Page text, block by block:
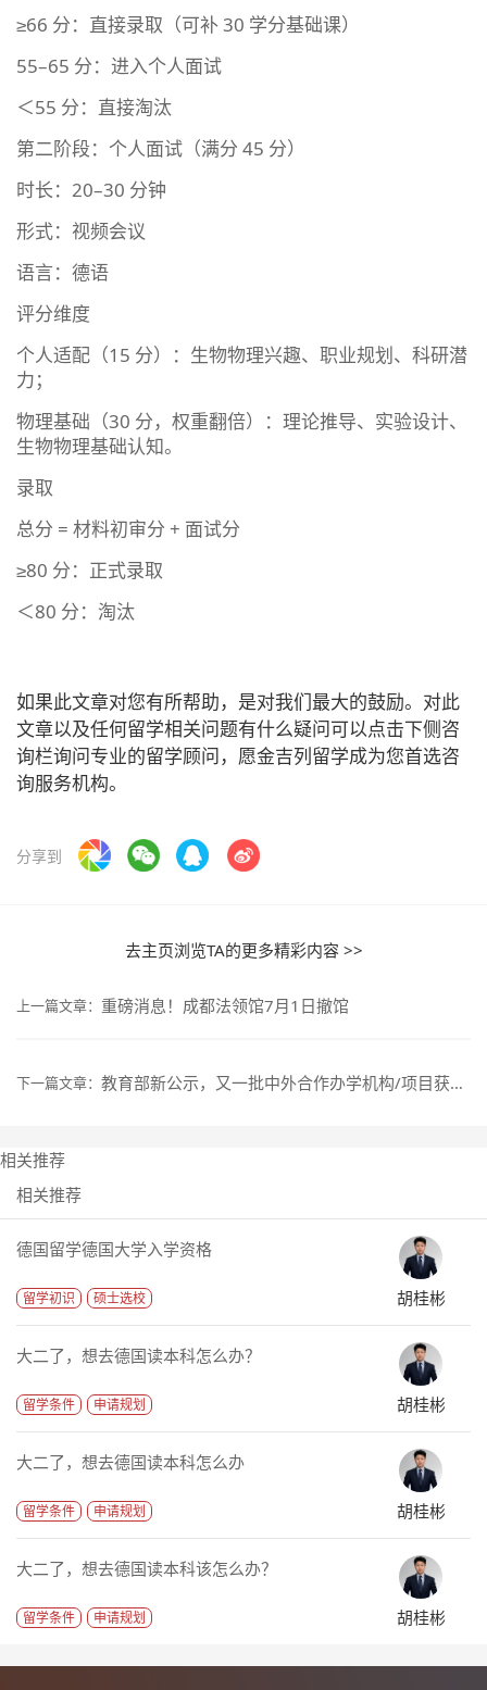
≥66 分：直接录取（可补 30 学分基础课）
55–65 分：进入个人面试
＜55 分：直接淘汰
第二阶段：个人面试（满分 45 分）
时长：20–30 分钟
形式：视频会议
语言：德语
评分维度
个人适配（15 分）：生物物理兴趣、职业规划、科研潜
力；
物理基础（30 分，权重翻倍）：理论推导、实验设计、
生物物理基础认知。
录取
总分 = 材料初审分 + 面试分
≥80 分：正式录取
＜80 分：淘汰
如果此文章对您有所帮助，是对我们最大的鼓励。对此
文章以及任何留学相关问题有什么疑问可以点击下侧咨
询栏询问专业的留学顾问，愿金吉列留学成为您首选咨
询服务机构。
分享到
去主页浏览TA的更多精彩内容 >>
上一篇文章： 重磅消息！成都法领馆7月1日撤馆
下一篇文章： 教育部新公示，又一批中外合作办学机构/项目获批！
相关推荐
相关推荐
德国留学德国大学入学资格
留学初识 硕士选校 胡桂彬
大二了，想去德国读本科怎么办？
留学条件 申请规划 胡桂彬
大二了，想去德国读本科怎么办
留学条件 申请规划 胡桂彬
大二了，想去德国读本科该怎么办？
留学条件 申请规划 胡桂彬